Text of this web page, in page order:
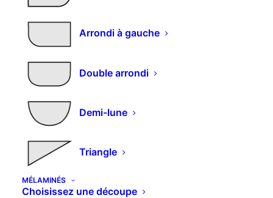
Arrondi à gauche
Double arrondi
Demi-lune
Triangle
MÉLAMINÉS
Choisissez une découpe